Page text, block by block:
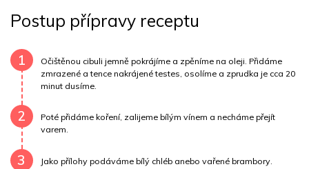
Bílkoviny117 g Uhlovodany10 g
Cholesterol 93.3 mg Draslík 255.2 mg
Vláknina9420 mg
Vitamín B60.2 mg Vitamín B120 mg
Vitamín C
Postup přípravy receptu
1
Očištěnou cibuli jemně pokrájíme a zpěníme na oleji. Přidáme
zmrazené a tence nakrájené testes, osolíme a zprudka je cca 20
minut dusíme.
2
Poté přidáme koření, zalijeme bílým vínem a necháme přejít
varem.
3 Jako přílohy podáváme bílý chléb anebo vařené brambory.